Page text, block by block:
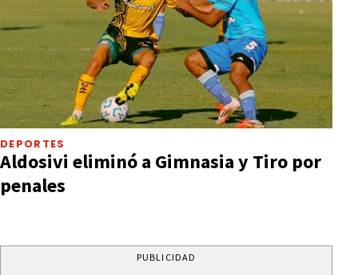
DEPORTES
Aldosivi eliminó a Gimnasia y Tiro por
penales
PUBLICIDAD